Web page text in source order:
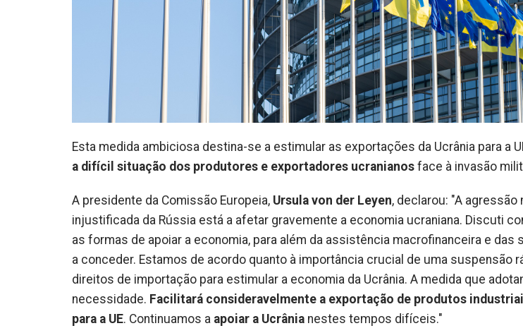
Esta medida ambiciosa destina-se a estimular as exportações da Ucrânia para a
a difícil situação dos produtores e exportadores ucranianos face à invasão
A presidente da Comissão Europeia, Ursula von der Leyen, declarou: "A agressão
injustificada da Rússia está a afetar gravemente a economia ucraniana. Discuti
as formas de apoiar a economia, para além da assistência macrofinanceira e
a conceder. Estamos de acordo quanto à importância crucial de uma suspensão
direitos de importação para estimular a economia da Ucrânia. A medida que
necessidade. Facilitará consideravelmente a exportação de produtos
para a UE. Continuamos a apoiar a Ucrânia nestes tempos difíceis."